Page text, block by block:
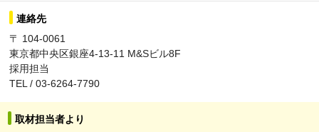
連絡先
〒 104-0061
東京都中央区銀座4-13-11 M&Sビル8F
採用担当
TEL / 03-6264-7790
取材担当者より